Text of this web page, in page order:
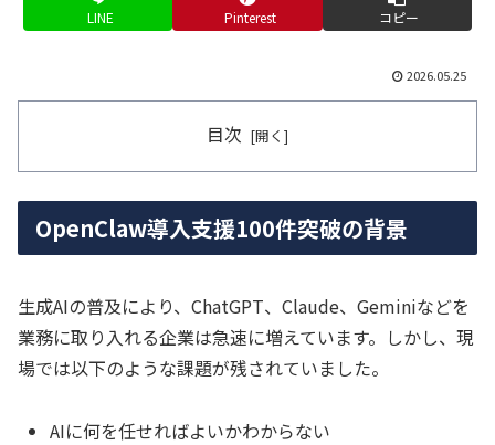
LINE Pinterest コピー
2026.05.25
目次
OpenClaw導入支援100件突破の背景
生成AIの普及により、ChatGPT、Claude、Geminiなどを
業務に取り入れる企業は急速に増えています。しかし、現
場では以下のような課題が残されていました。
AIに何を任せればよいかわからない